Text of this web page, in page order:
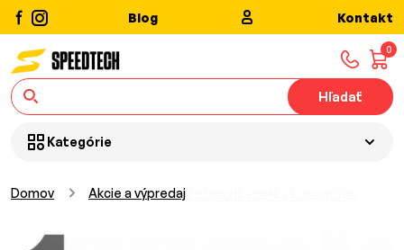
Blog Kontakt
0
Hľadať
Kategórie
Domov Akcie a výpredaj